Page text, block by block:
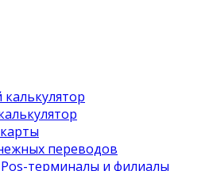
переводов
терминалы и филиалы